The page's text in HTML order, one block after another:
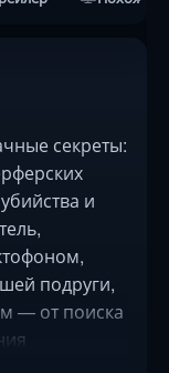
секреты:
и
подруги,
— от поиска
а